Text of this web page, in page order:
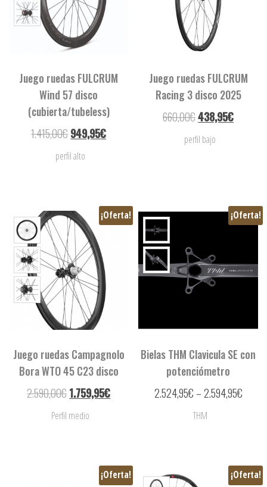
Juego ruedas FULCRUM
Wind 57 disco
(cubierta/tubeless)
1.415,00€949,95€
perfil alto
Juego ruedas FULCRUM
Racing 3 disco 2025
660,00€438,95€
perfil bajo
¡Oferta!
Juego ruedas Campagnolo
Bora WTO 45 C23 disco
2.590,00€1.759,95€
Perfil medio
¡Oferta!
Bielas THM Clavicula SE con
potenciómetro
2.524,95€ –2.594,95€
THM
¡Oferta! ¡Oferta!